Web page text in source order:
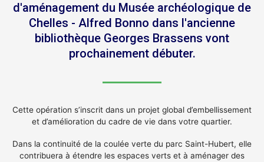
d'aménagement du Musée archéologique de
Chelles - Alfred Bonno dans l'ancienne
bibliothèque Georges Brassens vont
prochainement débuter.
Cette opération s’inscrit dans un projet global d’embellissement
et d’amélioration du cadre de vie dans votre quartier.
Dans la continuité de la coulée verte du parc Saint-Hubert, elle
contribuera à étendre les espaces verts et à aménager des